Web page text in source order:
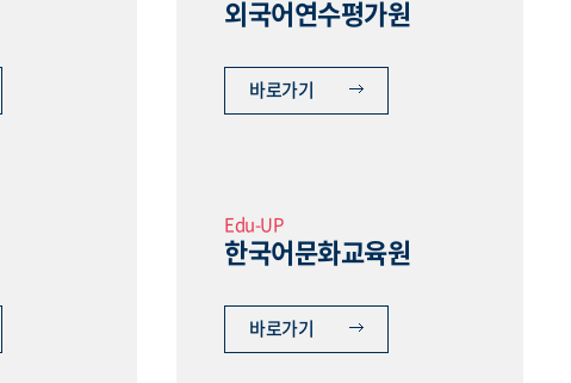
외국어연수평가원
바로가기
Edu-UP
한국어문화교육원
바로가기